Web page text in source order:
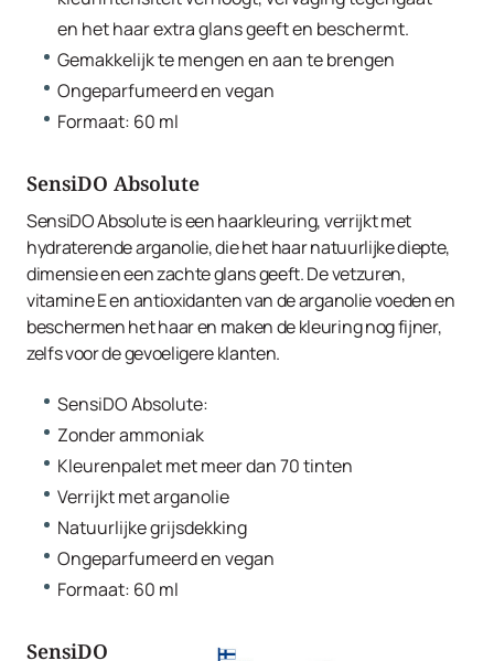
en het haar extra glans geeft en beschermt.
Gemakkelijk te mengen en aan te brengen
Ongeparfumeerd en vegan
Formaat: 60 ml
SensiDO Absolute
SensiDO Absolute is een haarkleuring, verrijkt met
hydraterende arganolie, die het haar natuurlijke diepte,
dimensie en een zachte glans geeft. De vetzuren,
vitamine E en antioxidanten van de arganolie voeden en
beschermen het haar en maken de kleuring nog fijner,
zelfs voor de gevoeligere klanten.
SensiDO Absolute:
Zonder ammoniak
Kleurenpalet met meer dan 70 tinten
Verrijkt met arganolie
Natuurlijke grijsdekking
Ongeparfumeerd en vegan
Formaat: 60 ml
SensiDO